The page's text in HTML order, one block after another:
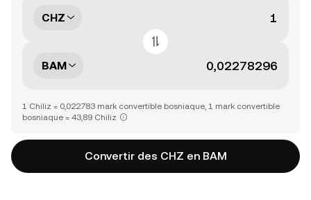
CHZ
BAM
1 Chiliz = 0,022783 mark convertible bosniaque, 1 mark convertible
bosniaque = 43,89 Chiliz
Convertir des CHZ en BAM